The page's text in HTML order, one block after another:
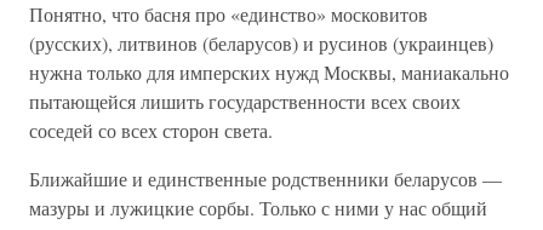
Понятно, что басня про «единство» московитов
(русских), литвинов (беларусов) и русинов (украинцев)
нужна только для имперских нужд Москвы, маниакально
пытающейся лишить государственности всех своих
соседей со всех сторон света.
Ближайшие и единственные родственники беларусов —
мазуры и лужицкие сорбы. Только с ними у нас общий